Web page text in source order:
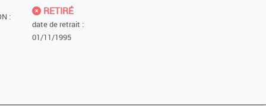
:
RETIRÉ
date de retrait :
01/11/1995